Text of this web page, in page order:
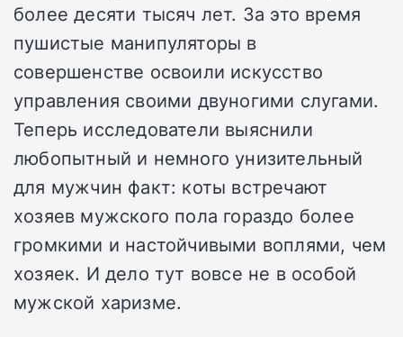
более десяти тысяч лет. За это время
пушистые манипуляторы в
совершенстве освоили искусство
управления своими двуногими слугами.
Теперь исследователи выяснили
любопытный и немного унизительный
для мужчин факт: коты встречают
хозяев мужского пола гораздо более
громкими и настойчивыми воплями, чем
хозяек. И дело тут вовсе не в особой
мужской харизме.